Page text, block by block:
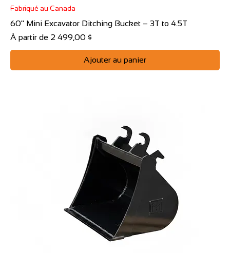
Fabriqué au Canada
60" Mini Excavator Ditching Bucket – 3T to 4.5T
À partir de 2 499,00 $
Prix promotionnel
Ajouter au panier